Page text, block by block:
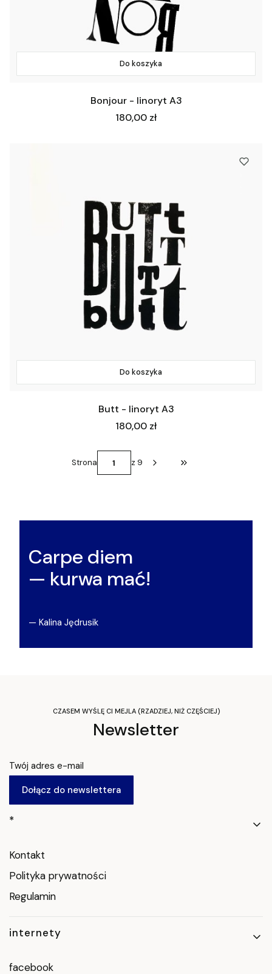
Do koszyka
Bonjour - linoryt A3
Cena
180,00 zł
Do koszyka
Butt - linoryt A3
Cena
180,00 zł
Strona z 9 Przejdź do ostatniej
Carpe diem
— kurwa mać!
— Kalina Jędrusik
CZASEM WYŚLĘ CI MEJLA (RZADZIEJ, NIŻ CZĘŚCIEJ)
Newsletter
Twój adres e-mail
Dołącz do newslettera
Linki w stopce
*
Kontakt
Polityka prywatności
Regulamin
internety
facebook